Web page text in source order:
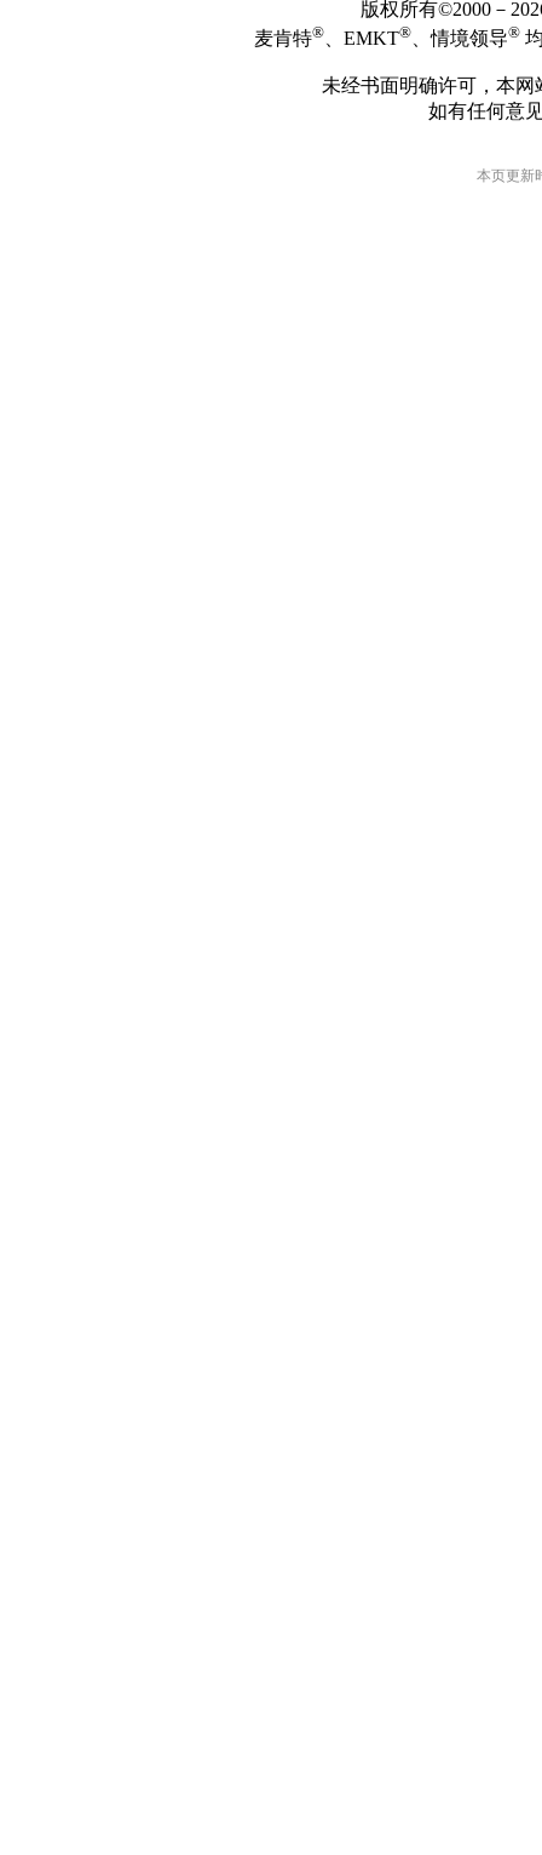
版权所有©2000－
麦肯特® 、EMKT® 、情境领导®
未经书面明确许可，本
如有任何意
本页更新